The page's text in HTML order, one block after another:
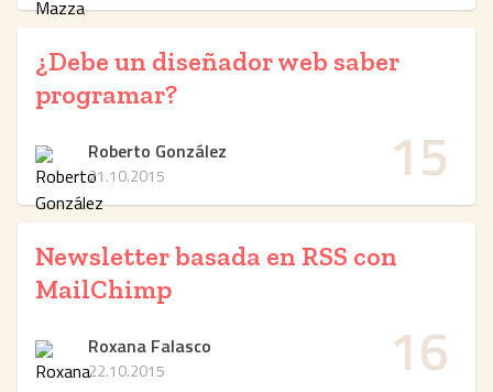
15
¿Debe un diseñador web saber
programar?
Roberto González
21.10.2015
16
Newsletter basada en RSS con
MailChimp
Roxana Falasco
22.10.2015